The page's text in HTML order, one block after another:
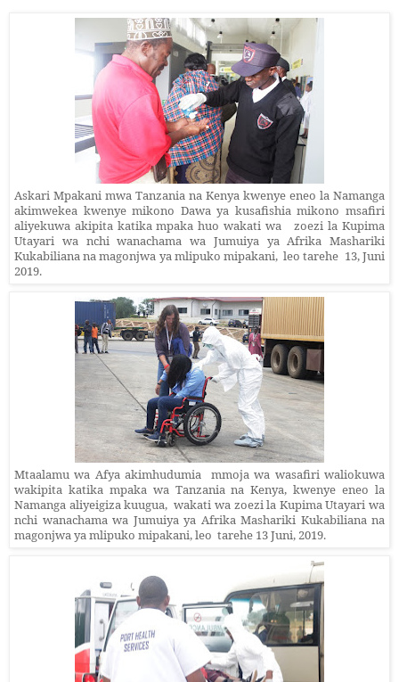
Askari Mpakani mwa Tanzania na Kenya kwenye eneo la Namanga
akimwekea kwenye mikono Dawa ya kusafishia mikono msafiri
aliyekuwa akipita katika mpaka huo wakati wa zoezila Kupima
Utayari wa nchi wanachama wa Jumuiya ya Afrika Mashariki
Kukabiliana na magonjwa ya mlipuko mipakani, leo tarehe 13, Juni
2019.
Mtaalamu wa Afya akimhudumia mmoja wa wasafiri waliokuwa
wakipita katika mpaka wa Tanzania na Kenya, kwenye eneo la
Namanga aliyeigiza kuugua,wakati wa zoezila Kupima Utayari wa
nchi wanachama wa Jumuiya ya Afrika Mashariki Kukabiliana na
magonjwa ya mlipuko mipakani,leo tarehe 13 Juni, 2019.